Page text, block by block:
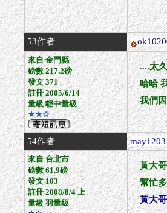
53作者
來自 金門縣
磅數 217.2磅
發文 371
註冊 2005/6/14
量級 輕中量級
★★☆
....太
哈哈
我們
54作者
來自 台北市
磅數 61.9磅
發文 103
註冊 2008/8/4 上
量級 羽量級
黃大
幫忙
黃大